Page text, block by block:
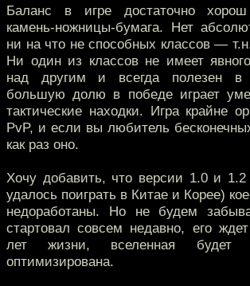
Баланс в игре достаточно
камень-ножницы-бумага. Нет
ни на что не способных классов —
Ни один из классов не имеет
над другим и всегда полезен в
большую долю в победе играет
тактические находки. Игра крайне
PvP, и если вы любитель
как раз оно.
Хочу добавить, что версии 1.0 и
удалось поиграть в Китае и Корее)
недоработаны. Но не будем
стартовал совсем недавно, его
лет жизни, вселенная будет
оптимизирована.